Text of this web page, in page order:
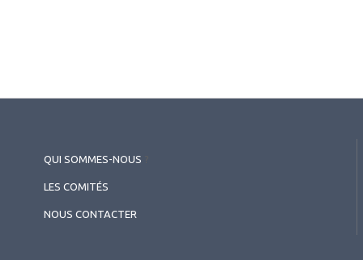
QUI SOMMES-NOUS
LES COMITÉS
NOUS CONTACTER